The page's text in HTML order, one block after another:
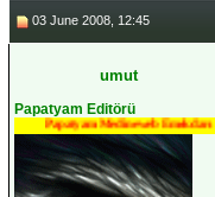
03 June 2008, 12:45
umut
Papatyam Editörü
Papatyam Medineweb Emekdarı